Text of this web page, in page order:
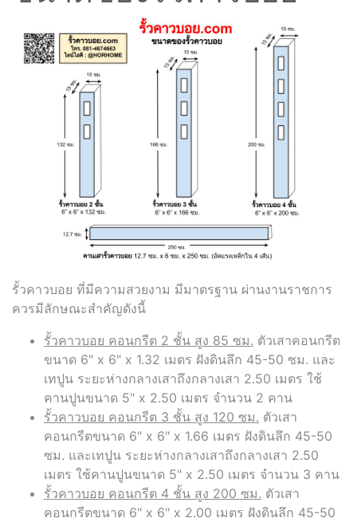
รั้วคาวบอย ที่มีความสวยงาม มีมาตรฐาน ผ่านงานราชการ
ควรมีลักษณะสำคัญดังนี้
รั้วคาวบอย คอนกรีต 2 ชั้น สูง 85 ซม. ตัวเสาคอนกรีต
ขนาด 6" x 6" x 1.32 เมตร ฝังดินลึก 45-50 ซม. และ
เทปูน ระยะห่างกลางเสาถึงกลางเสา 2.50 เมตร ใช้
คานปูนขนาด 5" x 2.50 เมตร จำนวน 2 คาน
รั้วคาวบอย คอนกรีต 3 ชั้น สูง 120 ซม. ตัวเสา
คอนกรีตขนาด 6" x 6" x 1.66 เมตร ฝังดินลึก 45-50
ซม. และเทปูน ระยะห่างกลางเสาถึงกลางเสา 2.50
เมตร ใช้คานปูนขนาด 5" x 2.50 เมตร จำนวน 3 คาน
รั้วคาวบอย คอนกรีต 4 ชั้น สูง 200 ซม. ตัวเสา
คอนกรีตขนาด 6" x 6" x 2.00 เมตร ฝังดินลึก 45-50